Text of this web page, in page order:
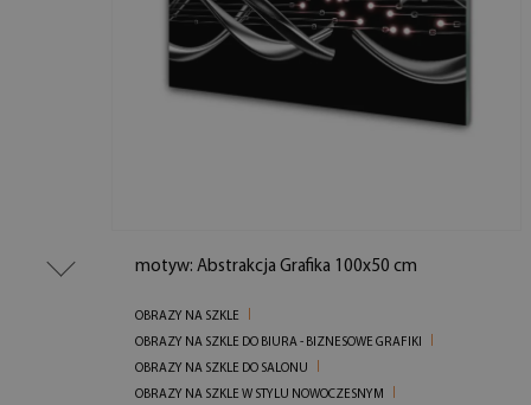
motyw: Abstrakcja Grafika 100x50 cm
OBRAZY NA SZKLE
OBRAZY NA SZKLE DO BIURA - BIZNESOWE GRAFIKI
OBRAZY NA SZKLE DO SALONU
OBRAZY NA SZKLE W STYLU NOWOCZESNYM